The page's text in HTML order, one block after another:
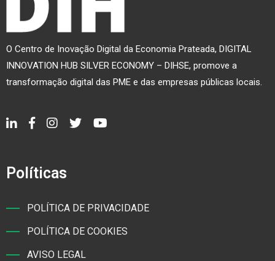
O Centro de Inovação Digital da Economia Prateada, DIGITAL
INNOVATION HUB SILVER ECONOMY – DIHSE, promove a
transformação digital das PME e das empresas públicas locais.
Políticas
POLÍTICA DE PRIVACIDADE
POLÍTICA DE COOKIES
AVISO LEGAL